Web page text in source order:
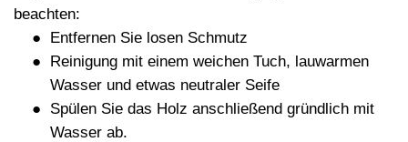
beachten:
Entfernen Sie losen Schmutz
Reinigung mit einem weichen Tuch, lauwarmen
Wasser und etwas neutraler Seife
Spülen Sie das Holz anschließend gründlich mit
Wasser ab.